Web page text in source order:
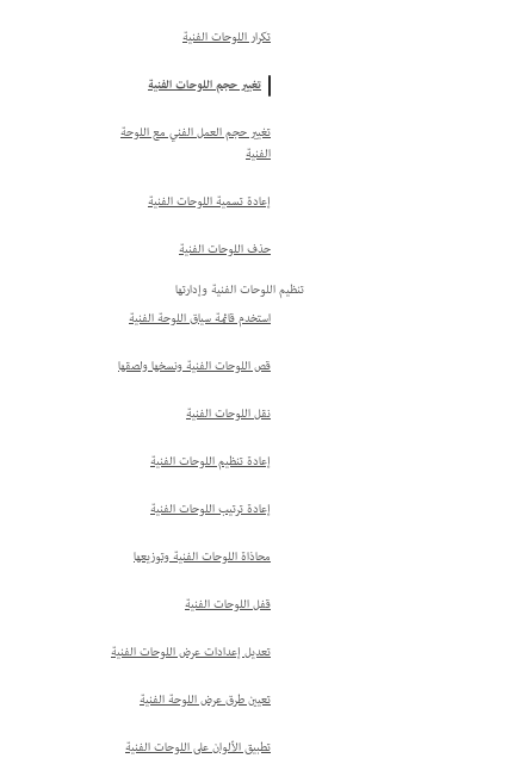
تكرار اللوحات الفنية
تغيير حجم اللوحات الفنية
تغيير حجم العمل الفني مع اللوحة
الفنية
إعادة تسمية اللوحات الفنية
حذف اللوحات الفنية
تنظيم اللوحات الفنية وإدارتها
استخدم قائمة سياق اللوحة الفنية
قص اللوحات الفنية ونسخها ولصقها
نقل اللوحات الفنية
إعادة تنظيم اللوحات الفنية
إعادة ترتيب اللوحات الفنية
محاذاة اللوحات الفنية وتوزيعها
قفل اللوحات الفنية
تعديل إعدادات عرض اللوحات الفنية
تعيين طرق عرض اللوحة الفنية
تطبيق الألوان على اللوحات الفنية